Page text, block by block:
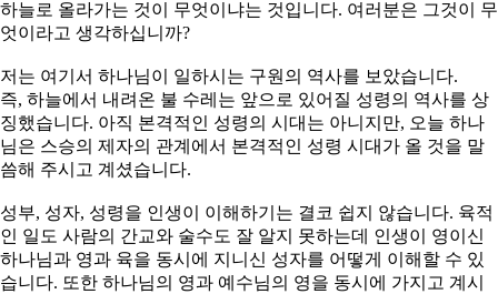
하늘로 올라가는 것이 무엇이냐는 것입니다. 여러분은 그것이 무
엇이라고 생각하십니까?
저는 여기서 하나님이 일하시는 구원의 역사를 보았습니다.
즉, 하늘에서 내려온 불 수레는 앞으로 있어질 성령의 역사를 상
징했습니다. 아직 본격적인 성령의 시대는 아니지만, 오늘 하나
님은 스승의 제자의 관계에서 본격적인 성령 시대가 올 것을 말
씀해 주시고 계셨습니다.
성부, 성자, 성령을 인생이 이해하기는 결코 쉽지 않습니다. 육적
인 일도 사람의 간교와 술수도 잘 알지 못하는데 인생이 영이신
하나님과 영과 육을 동시에 지니신 성자를 어떻게 이해할 수 있
습니다. 또한 하나님의 영과 예수님의 영을 동시에 가지고 계시